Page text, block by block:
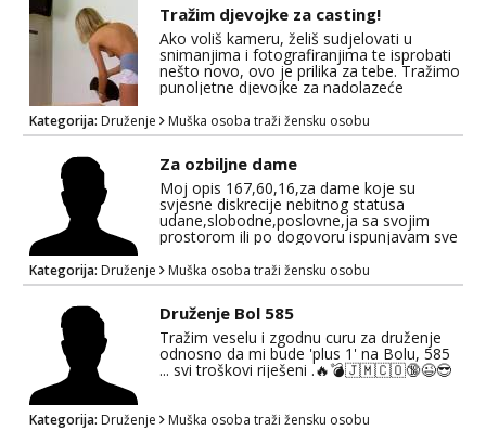
Tražim djevojke za casting!
Ako voliš kameru, želiš sudjelovati u
snimanjima i fotografiranjima te isprobati
nešto novo, ovo je prilika za tebe. Tražimo
punoljetne djevojke za nadolazeće
najvažniji su pozitivna energija, opuštenost
i odgovoran pristup. Mail:
Kategorija: Druženje Muška osoba traži žensku osobu
Za ozbiljne dame
Moj opis 167,60,16,za dame koje su
svjesne diskrecije nebitnog statusa
udane,slobodne,poslovne,ja sa svojim
prostorom ili po dogovoru ispunjavam sve
onda poziv,lp
Kategorija: Druženje Muška osoba traži žensku osobu
Druženje Bol 585
Tražim veselu i zgodnu curu za druženje
odnosno da mi bude 'plus 1' na Bolu, 585
... svi troškovi riješeni .🔥💣🇯🇲🇨🇴🔞😉😎
Kategorija: Druženje Muška osoba traži žensku osobu